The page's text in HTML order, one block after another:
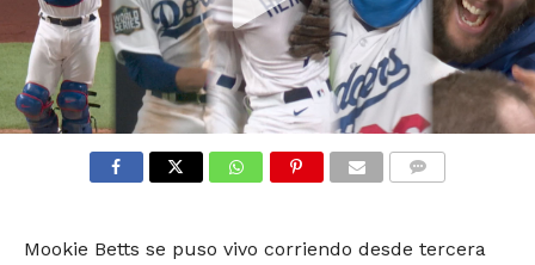
Mookie Betts se puso vivo corriendo desde tercera